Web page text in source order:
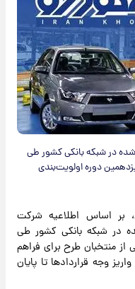
در شبکه بانکی کشور طی
دوره اولویت‌بندی
بر اساس اطلاعیه شرکت
در شبکه بانکی کشور طی
منتخبان طرح برای فراهم
وجه قراردادها تا پایان